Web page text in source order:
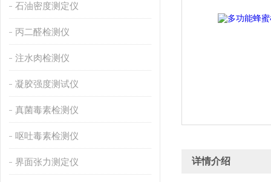
石油密度测定仪
丙二醛检测仪
注水肉检测仪
凝胶强度测试仪
真菌毒素检测仪
呕吐毒素检测仪
界面张力测定仪 详情介绍